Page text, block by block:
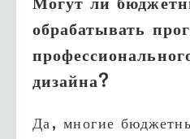
обрабатывать
дизайна?
Да, многие